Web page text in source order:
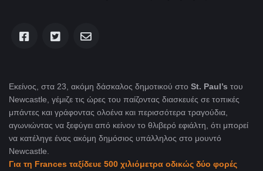
Εκείνος, στα 23, ακόμη δάσκαλος δημοτικού στο St. Paul’s του
Newcastle , γέμιζε τις ώρες του παίζοντας διασκευές σε τοπικές
μπάντες και γράφοντας ολοένα και περισσότερα τραγούδια,
αγωνιώντας να ξεφύγει από κείνον το θλιβερό εφιάλτη, ότι μπορεί
να κατέληγε ένας ακόμη δημόσιος υπάλληλος στο μουντό
Newcastle.
Για τη Frances ταξίδευε 500 χιλιόμετρα οδικώς δύο φορές